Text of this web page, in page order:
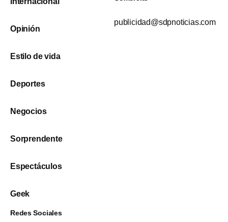
Opinión
Estilo de vida
Deportes
Negocios
Sorprendente
Espectáculos
Geek
publicidad@sdpnoticias.com
Redes Sociales